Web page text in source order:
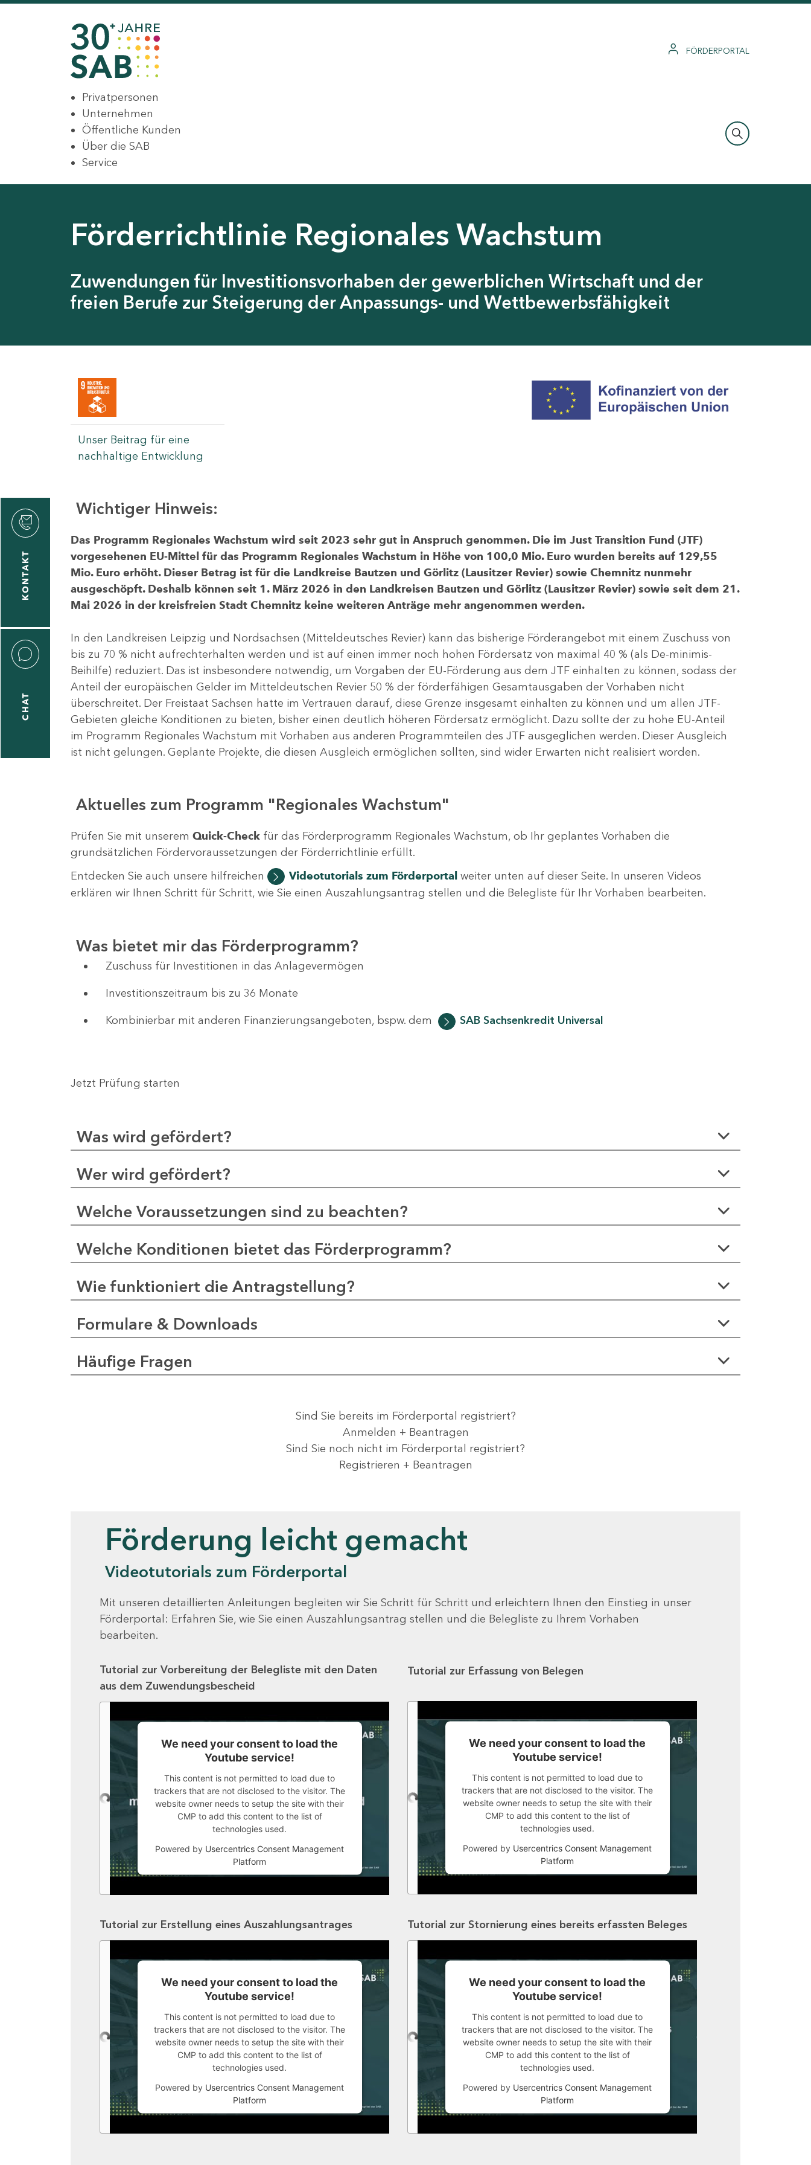
FÖRDERPORTAL
Privatpersonen
Unternehmen
Öffentliche Kunden
Über die SAB
Service
Förderrichtlinie Regionales Wachstum
Zuwendungen für Investitionsvorhaben der gewerblichen Wirtschaft und der
freien Berufe zur Steigerung der Anpassungs- und Wettbewerbsfähigkeit
Unser Beitrag für eine
nachhaltige Entwicklung
KONTAKT
CHAT
Wichtiger Hinweis:
Das Programm Regionales Wachstum wird seit 2023 sehr gut in Anspruch genommen. Die im Just Transition Fund (JTF)
vorgesehenen EU-Mittel für das Programm Regionales Wachstum in Höhe von 100,0 Mio. Euro wurden bereits auf 129,55
Mio. Euro erhöht. Dieser Betrag ist für die Landkreise Bautzen und Görlitz (Lausitzer Revier) sowie Chemnitz nunmehr
ausgeschöpft. Deshalb können seit 1. März 2026 in den Landkreisen Bautzen und Görlitz (Lausitzer Revier) sowie seit dem 21.
Mai 2026 in der kreisfreien Stadt Chemnitz keine weiteren Anträge mehr angenommen werden.
In den Landkreisen Leipzig und Nordsachsen (Mitteldeutsches Revier) kann das bisherige Förderangebot mit einem Zuschuss von
bis zu 70 % nicht aufrechterhalten werden und ist auf einen immer noch hohen Fördersatz von maximal 40 % (als De-minimis-
Beihilfe) reduziert. Das ist insbesondere notwendig, um Vorgaben der EU-Förderung aus dem JTF einhalten zu können, sodass der
Anteil der europäischen Gelder im Mitteldeutschen Revier 50 % der förderfähigen Gesamtausgaben der Vorhaben nicht
überschreitet. Der Freistaat Sachsen hatte im Vertrauen darauf, diese Grenze insgesamt einhalten zu können und um allen JTF-
Gebieten gleiche Konditionen zu bieten, bisher einen deutlich höheren Fördersatz ermöglicht. Dazu sollte der zu hohe EU-Anteil
im Programm Regionales Wachstum mit Vorhaben aus anderen Programmteilen des JTF ausgeglichen werden. Dieser Ausgleich
ist nicht gelungen. Geplante Projekte, die diesen Ausgleich ermöglichen sollten, sind wider Erwarten nicht realisiert worden.
Aktuelles zum Programm "Regionales Wachstum"
Prüfen Sie mit unserem Quick-Check für das Förderprogramm Regionales Wachstum, ob Ihr geplantes Vorhaben die
grundsätzlichen Fördervoraussetzungen der Förderrichtlinie erfüllt.
Entdecken Sie auch unsere hilfreichen
Videotutorials zum Förderportalweiter unten auf dieser Seite. In unseren Videos
erklären wir Ihnen Schritt für Schritt, wie Sie einen Auszahlungsantrag stellen und die Belegliste für Ihr Vorhaben bearbeiten.
Was bietet mir das Förderprogramm?
Zuschuss für Investitionen in das Anlagevermögen
Investitionszeitraum bis zu 36 Monate
Kombinierbar mit anderen Finanzierungsangeboten, bspw. dem SAB Sachsenkredit Universal
Jetzt Prüfung starten
Was wird gefördert?
Wer wird gefördert?
Welche Voraussetzungen sind zu beachten?
Welche Konditionen bietet das Förderprogramm?
Wie funktioniert die Antragstellung?
Formulare & Downloads
Häufige Fragen
Sind Sie bereits im Förderportal registriert?
Anmelden + Beantragen
Sind Sie noch nicht im Förderportal registriert?
Registrieren + Beantragen
Förderung leicht gemacht
Videotutorials zum Förderportal
Mit unseren detaillierten Anleitungen begleiten wir Sie Schritt für Schritt und erleichtern Ihnen den Einstieg in unser
Förderportal: Erfahren Sie, wie Sie einen Auszahlungsantrag stellen und die Belegliste zu Ihrem Vorhaben
bearbeiten.
Tutorial zur Vorbereitung der Belegliste mit den Daten
aus dem Zuwendungsbescheid
We need your consent to load the
Youtube service!
This content is not permitted to load due to
trackers that are not disclosed to the visitor. The
website owner needs to setup the site with their
CMP to add this content to the list of
technologies used.
Powered by Usercentrics Consent Management
Platform
Tutorial zur Erfassung von Belegen
We need your consent to load the
Youtube service!
This content is not permitted to load due to
trackers that are not disclosed to the visitor. The
website owner needs to setup the site with their
CMP to add this content to the list of
technologies used.
Powered by Usercentrics Consent Management
Platform
Tutorial zur Erstellung eines Auszahlungsantrages
We need your consent to load the
Youtube service!
This content is not permitted to load due to
trackers that are not disclosed to the visitor. The
website owner needs to setup the site with their
CMP to add this content to the list of
technologies used.
Powered by Usercentrics Consent Management
Platform
Tutorial zur Stornierung eines bereits erfassten Beleges
We need your consent to load the
Youtube service!
This content is not permitted to load due to
trackers that are not disclosed to the visitor. The
website owner needs to setup the site with their
CMP to add this content to the list of
technologies used.
Powered by Usercentrics Consent Management
Platform